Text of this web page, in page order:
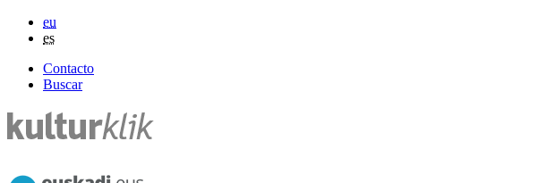
eu
es
Contacto
Buscar